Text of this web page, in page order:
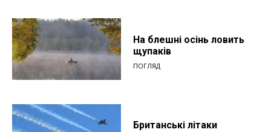
На блешні осінь ловить
щупаків
ПОГЛЯД
Британські літаки